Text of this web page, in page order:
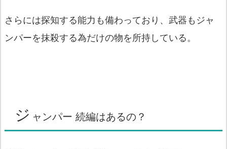
さらには探知する能力も備わっており、武器もジャ
ンパーを抹殺する為だけの物を所持している。
ジ ャンパー 続編はあるの？